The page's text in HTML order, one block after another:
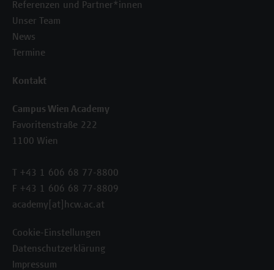
Referenzen und Partner*innen
Unser Team
News
Termine
Kontakt
Campus Wien Academy
Favoritenstraße 222
1100 Wien
T +43 1 606 68 77-8800
F +43 1 606 68 77-8809
academy[at]hcw.ac.at
Cookie-Einstellungen
Datenschutzerklärung
Impressum